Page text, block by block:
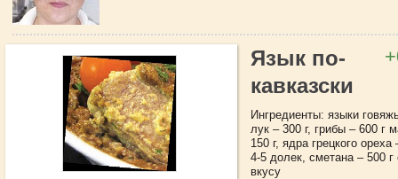
Язык по-
кавказски
Ингредиенты: языки
лук – 300 г, грибы – 600 г
150 г, ядра грецкого
4-5 долек, сметана – 500
вкусу